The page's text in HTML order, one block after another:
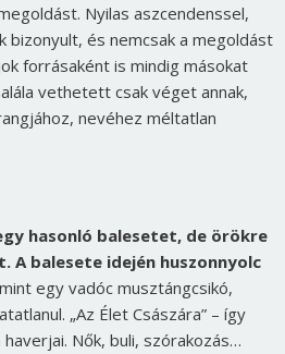
Nyilas aszcendenssel,
bizonyult, és nemcsak a megoldást
forrásaként is mindig másokat
vethetett csak véget annak,
nevéhez méltatlan
hasonló balesetet, de örökre
A balesete idején huszonnyolc
egy vadóc musztángcsikó,
„Az Élet Császára” – így
Nők, buli, szórakozás…